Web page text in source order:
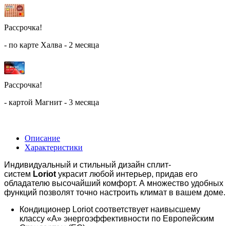
Рассрочка!
- по карте Халва - 2 месяца
Рассрочка!
- картой Магнит - 3 месяца
Описание
Характеристики
Индивидуальный и стильный дизайн сплит-
систем Loriotукрасит любой интерьер, придав его
обладателю высочайший комфорт. А множество удобных
функций позволят точно настроить климат в вашем доме.
Кондиционер Loriot соответствует наивысшему
классу «А» энергоэффективности по Европейским